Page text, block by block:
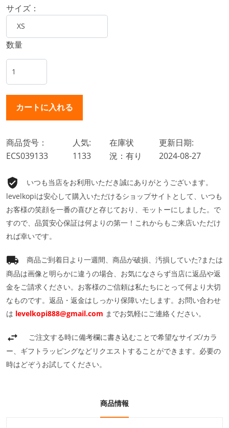
サイズ：
数量
商品货号：
ECS039133
人気:
1133
在庫状
況：有り
更新日期:
2024-08-27
いつも当店をお利用いただき誠にありがとうございます。
levelkopiは安心して購入いただけるショップサイトとして、いつも
お客様の笑顔を一番の喜びと存じており、モットーにしました。で
すので、品質安心保証は何よりの第一！これからもご来店いただけ
れば幸いです。
商品ご到着日より一週間、商品が破損、汚損していた?または
商品は画像と明らかに違うの場合、お気になさらず当店に返品や返
金をご請求ください。お客様のご信頼は私たちにとって何より大切
なものです。返品・返金はしっかり保障いたします。お問い合わせ
は levelkopi888@gmail.com までお気軽にご連絡ください。
ご注文する時に備考欄に書き込むことで希望なサイズ/カラ
ー、ギフトラッピングなどリクエストすることができます。必要の
時はどぞうお試してください。
商品情報